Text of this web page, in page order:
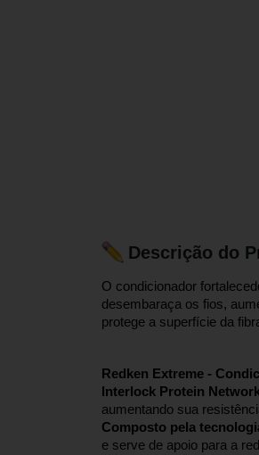
Descrição do
O condicionador
desembaraça os fios,
protege a superfície da
Redken Extreme -
Interlock Protein
aumentando sua
Composto pela
e serve de apoio para a